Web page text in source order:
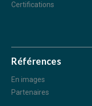
Certifications
Références
En images
Partenaires